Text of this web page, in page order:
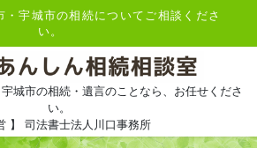
・宇城市の相続についてご相談くださ
い。
城市の相続・遺言のことなら、お任せくださ
い。
】 司法書士法人川口事務所